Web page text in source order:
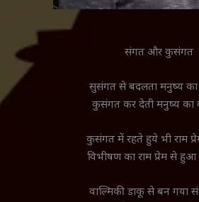
संगत और कुसंगत
सुसंगत से बदलता मनुष्य का
कुसंगत कर देती मनुष्य का
कुसंगत में रहते हुये भी राम
विभीषण का राम प्रेम से हुआ
वाल्मिकी डाकू से बन गया